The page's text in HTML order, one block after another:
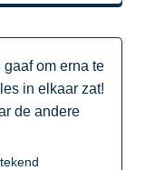
gaaf om erna te
in elkaar zat!
de andere